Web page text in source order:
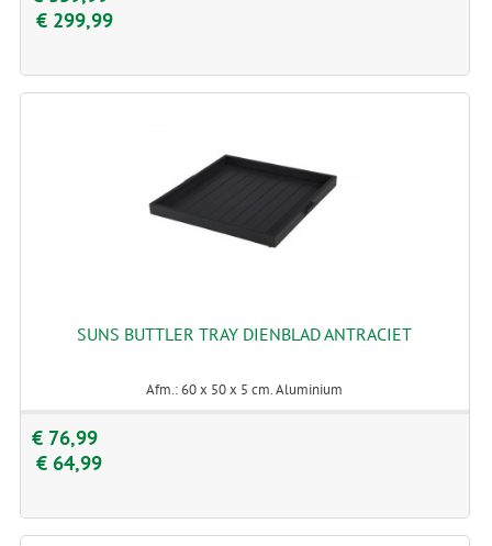
€ 299,99
SUNS BUTTLER TRAY DIENBLAD ANTRACIET
Afm.: 60 x 50 x 5 cm. Aluminium
€ 76,99
€ 64,99